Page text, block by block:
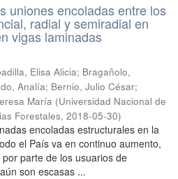
uniones encoladas entre los
radial y semiradial en
vigas laminadas
Elisa Alicia; Bragañolo,
Analía; Bernio, Julio César;
María (Universidad Nacional de
Forestales, 2018-05-30)
encoladas estructurales en la
el País va en continuo aumento,
parte de los usuarios de
son escasas ...